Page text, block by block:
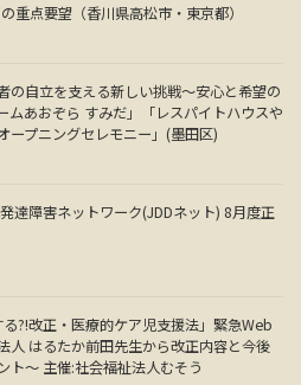
重点要望（香川県高松市・東京都）
の自立を支える新しい挑戦～安心と希望の
ムあおぞら すみだ」「レスパイトハウスや
ープニングセレモニー」(墨田区)
達障害ネットワーク(JDDネット) 8月度正
る?!改正・医療的ケア児支援法」緊急Web
人 はるたか前田先生から改正内容と今後
ト～ 主催:社会福祉法人むそう